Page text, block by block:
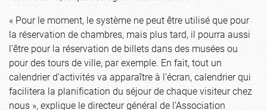
« Pour le moment, le système ne peut être utilisé que pour
la réservation de chambres, mais plus tard, il pourra aussi
l’être pour la réservation de billets dans des musées ou
pour des tours de ville, par exemple. En fait, tout un
calendrier d’activités va apparaître à l’écran, calendrier qui
facilitera la planification du séjour de chaque visiteur chez
nous », explique le directeur général de l’Association